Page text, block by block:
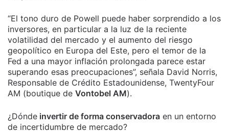
“El tono duro de Powell puede haber sorprendido a los
inversores, en particular a la luz de la reciente
volatilidad del mercado y el aumento del riesgo
geopolítico en Europa del Este, pero el temor de la
Fed a una mayor inflación prolongada parece estar
superando esas preocupaciones”, señala David Norris,
Responsable de Crédito Estadounidense, TwentyFour
AM (boutique de Vontobel AM).
¿Dónde invertir de forma conservadora en un entorno
de incertidumbre de mercado?